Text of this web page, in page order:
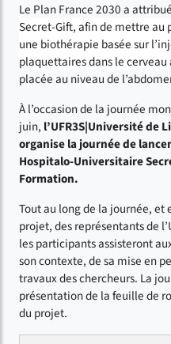
Le Plan France 2030 a
Secret-Gift, afin de mettre
une biothérapie basée sur
plaquettaires dans le cerveau
placée au niveau de
À l’occasion de la journée
juin, l’UFR3S|Université de
organise la journée de
Hospitalo-Universitaire
Formation.
Tout au long de la journée, et
projet, des représentants de
les participants assisteront
son contexte, de sa mise en
travaux des chercheurs. La
présentation de la feuille de
du projet.